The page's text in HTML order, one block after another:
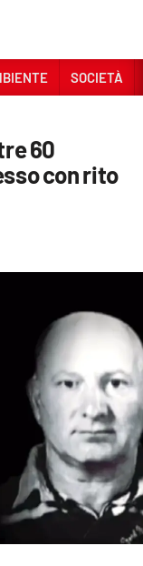
SOCIETÀ
60
con rito